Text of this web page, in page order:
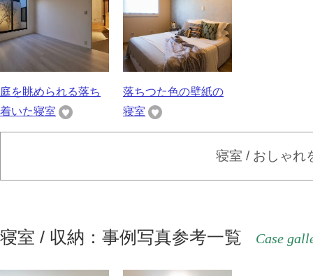
庭を眺められる落ち
着いた寝室
落ちつた色の壁紙の
寝室
寝室 / おしゃれ
寝室 / 収納：事例写真参考一覧 Case